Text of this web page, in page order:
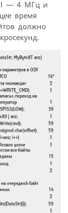
— 4 МГц и
время
должно